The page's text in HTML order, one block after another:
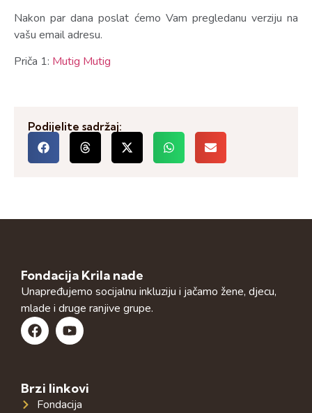
Nakon par dana poslat ćemo Vam pregledanu verziju na
vašu email adresu.
Priča 1: Mutig Mutig
Podijelite sadržaj:
Fondacija Krila nade
Unapređujemo socijalnu inkluziju i jačamo žene, djecu,
mlade i druge ranjive grupe.
Brzi linkovi
Fondacija